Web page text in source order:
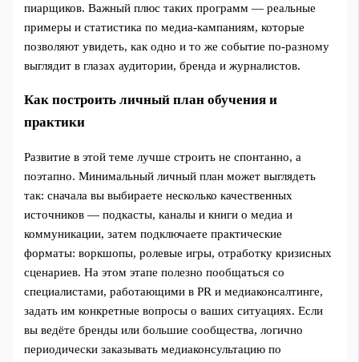
пиарщиков. Важный плюс таких программ — реальные
примеры и статистика по медиа‑кампаниям, которые
позволяют увидеть, как одно и то же событие по-разному
выглядит в глазах аудитории, бренда и журналистов.
Как построить личный план обучения и
практики
Развитие в этой теме лучше строить не спонтанно, а
поэтапно. Минимальный личный план может выглядеть
так: сначала вы выбираете несколько качественных
источников — подкасты, каналы и книги о медиа и
коммуникации, затем подключаете практические
форматы: воркшопы, ролевые игры, отработку кризисных
сценариев. На этом этапе полезно пообщаться со
специалистами, работающими в PR и медиаконсалтинге,
задать им конкретные вопросы о ваших ситуациях. Если
вы ведёте бренды или большие сообщества, логично
периодически заказывать медиаконсультацию по